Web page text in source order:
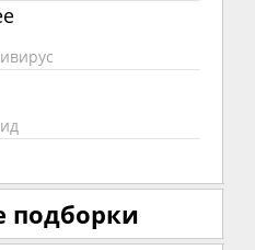
подборки